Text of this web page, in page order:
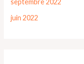
septembre 2022
juin 2022